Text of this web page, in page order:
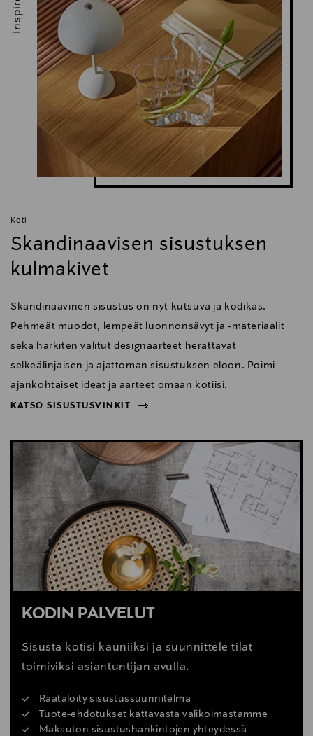
Koti
Skandinaavisen sisustuksen
kulmakivet
Skandinaavinen sisustus on nyt kutsuva ja kodikas.
Pehmeät muodot, lempeät luonnonsävyt ja -materiaalit
sekä harkiten valitut designaarteet herättävät
selkeälinjaisen ja ajattoman sisustuksen eloon. Poimi
ajankohtaiset ideat ja aarteet omaan kotiisi.
KATSO SISUSTUSVINKIT
KATSO SISUSTUSVINKIT
KODIN PALVELUT
Sisusta kotisi kauniiksi ja suunnittele tilat
toimiviksi asiantuntijan avulla.
Räätälöity sisustussuunnitelma
Tuote-ehdotukset kattavasta valikoimastamme
Maksuton sisustushankintojen yhteydessä